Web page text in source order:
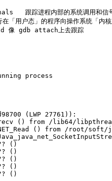
跟踪进程内部的系统调用和信
用户态」的程序向操作系统「内核
像 gdb attach上去跟踪
process
(LWP 27761)):
recv () from /lib64/
() from /root/
()
()
()
()
()